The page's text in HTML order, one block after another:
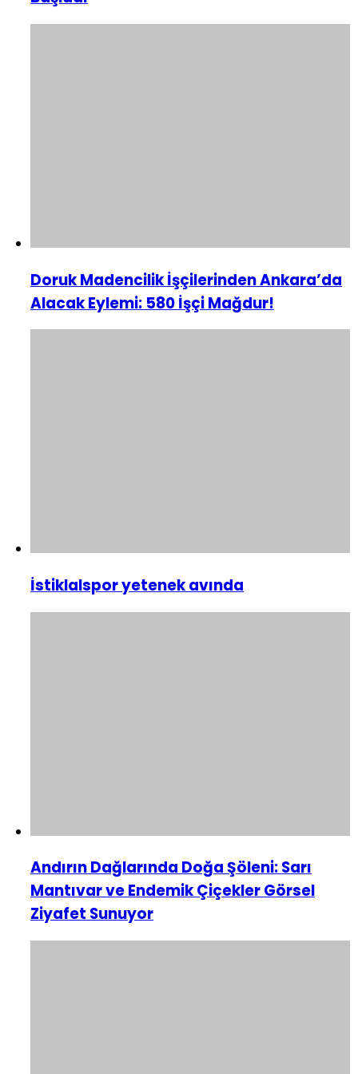
Doruk Madencilik İşçilerinden Ankara’da
Alacak Eylemi: 580 İşçi Mağdur!
İstiklalspor yetenek avında
Andırın Dağlarında Doğa Şöleni: Sarı
Mantıvar ve Endemik Çiçekler Görsel
Ziyafet Sunuyor